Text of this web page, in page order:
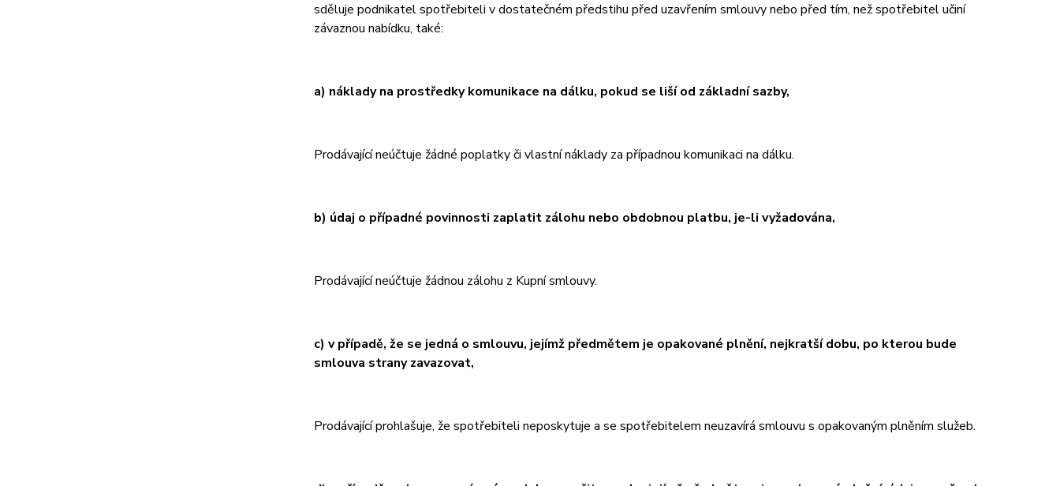
sděluje podnikatel spotřebiteli v dostatečném předstihu před uzavřením smlouvy nebo před tím, než spotřebitel učiní
závaznou nabídku, také:
a) náklady na prostředky komunikace na dálku, pokud se liší od základní sazby,
Prodávající neúčtuje žádné poplatky či vlastní náklady za případnou komunikaci na dálku.
b) údaj o případné povinnosti zaplatit zálohu nebo obdobnou platbu, je-li vyžadována,
Prodávající neúčtuje žádnou zálohu z Kupní smlouvy.
c) v případě, že se jedná o smlouvu, jejímž předmětem je opakované plnění, nejkratší dobu, po kterou bude
smlouva strany zavazovat,
Prodávající prohlašuje, že spotřebiteli neposkytuje a se spotřebitelem neuzavírá smlouvu s opakovaným plněním služeb.